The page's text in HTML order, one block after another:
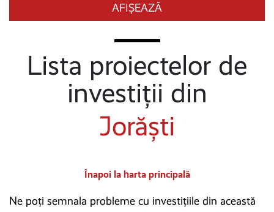
AFIȘEAZĂ
Lista proiectelor de
investiții din
Jorăști
Înapoi la harta principală
Ne poți semnala probleme cu investițiile din această